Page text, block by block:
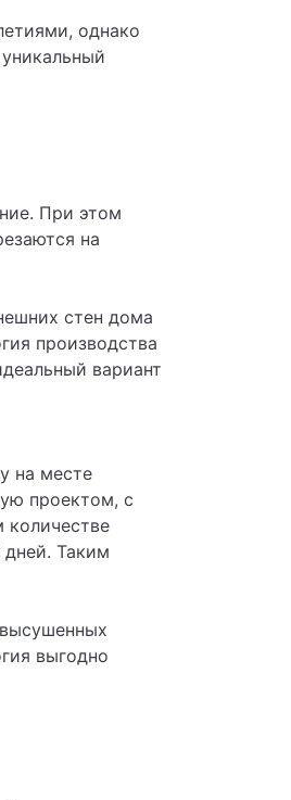
однако
При этом
на
стен дома
производства
вариант
на месте
проектом, с
Таким
выгодно